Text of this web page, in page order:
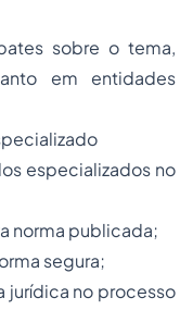
sobre o tema,
em entidades
especializados no
norma publicada;
segura;
jurídica no processo